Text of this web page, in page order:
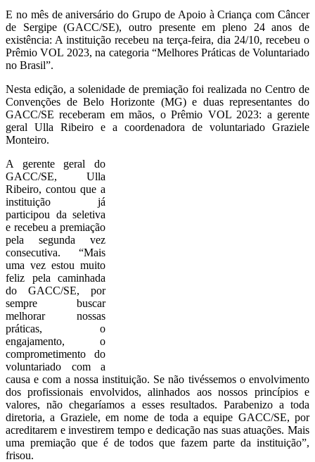
E no mês de aniversário do Grupo de Apoio à Criança com Câncer
de Sergipe (GACC/SE), outro presente em pleno 24 anos de
existência: A instituição recebeu na terça-feira, dia 24/10, recebeu o
Prêmio VOL 2023, na categoria “Melhores Práticas de Voluntariado
no Brasil”.
Nesta edição, a solenidade de premiação foi realizada no Centro de
Convenções de Belo Horizonte (MG) e duas representantes do
GACC/SE receberam em mãos, o Prêmio VOL 2023: a gerente
geral Ulla Ribeiro e a coordenadora de voluntariado Graziele
Monteiro.
A gerente geral do
GACC/SE, Ulla
Ribeiro, contou que a
instituição já
participou da seletiva
e recebeu a premiação
pela segunda vez
consecutiva. “Mais
uma vez estou muito
feliz pela caminhada
do GACC/SE, por
sempre buscar
melhorar nossas
práticas, o
engajamento, o
comprometimento do
voluntariado com a
causa e com a nossa instituição. Se não tivéssemos o envolvimento
dos profissionais envolvidos, alinhados aos nossos princípios e
valores, não chegaríamos a esses resultados. Parabenizo a toda
diretoria, a Graziele, em nome de toda a equipe GACC/SE, por
acreditarem e investirem tempo e dedicação nas suas atuações. Mais
uma premiação que é de todos que fazem parte da instituição”,
frisou.